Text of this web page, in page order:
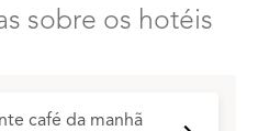
sobre os hotéis
café da manhã